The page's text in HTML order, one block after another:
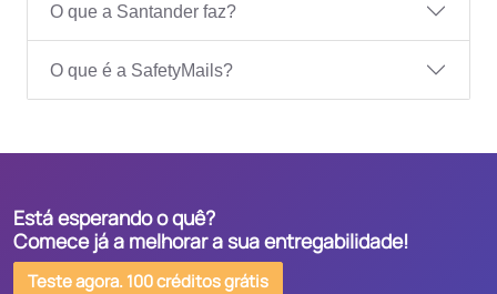
O que a Santander faz?
O que é a SafetyMails?
Está esperando o quê?
Comece já a melhorar a sua entregabilidade!
Teste agora. 100 créditos grátis